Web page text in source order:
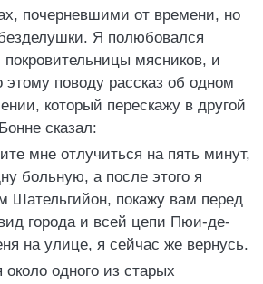
почерневшими от времени, но
Я полюбовался
мясников, и
поводу рассказ об одном
который перескажу в другой
сказал:
мне отлучиться на пять минут,
больную, а после этого я
Шательгийон, покажу вам перед
города и всей цепи Пюи-де-
на улице, я сейчас же вернусь.
одного из старых